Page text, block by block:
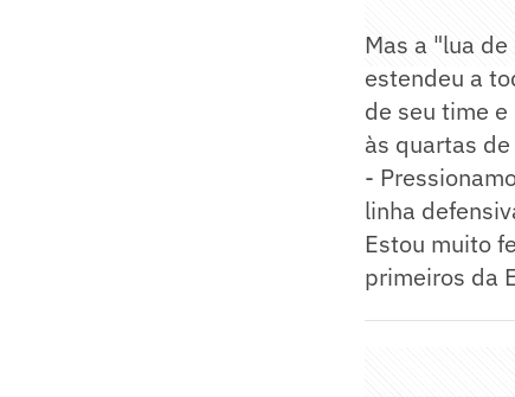
Mas a "lua
estendeu a
de seu time
às quartas
-
linha
Estou muito
primeiros da